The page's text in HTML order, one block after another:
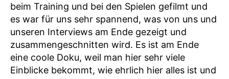
beim Training und bei den Spielen gefilmt und
es war für uns sehr spannend, was von uns und
unseren Interviews am Ende gezeigt und
zusammengeschnitten wird. Es ist am Ende
eine coole Doku, weil man hier sehr viele
Einblicke bekommt, wie ehrlich hier alles ist und